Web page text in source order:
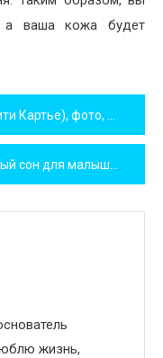
а ваша кожа будет
фото, история
жизнь,